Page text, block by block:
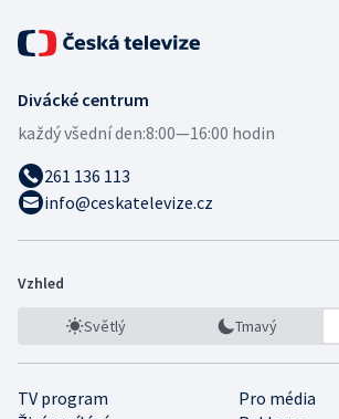
Divácké centrum
každý všední den:8:00—16:00 hodin
261 136 113
info@ceskatelevize.cz
Vzhled
Světlý Tmavý
TV program
Pro média